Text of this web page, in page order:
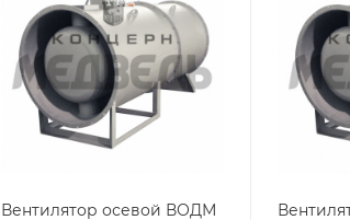
Вентилятор осевой ВОДМ